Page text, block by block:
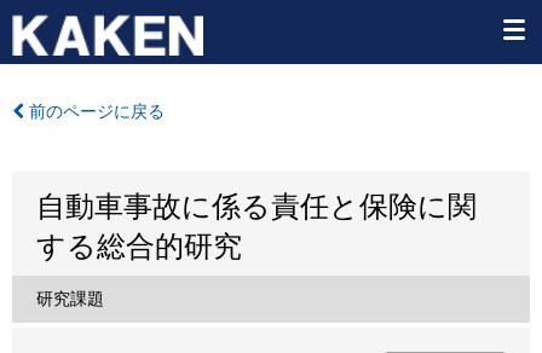
前のページに戻る
自動車事故に係る責任と保険に関
する総合的研究
研究課題